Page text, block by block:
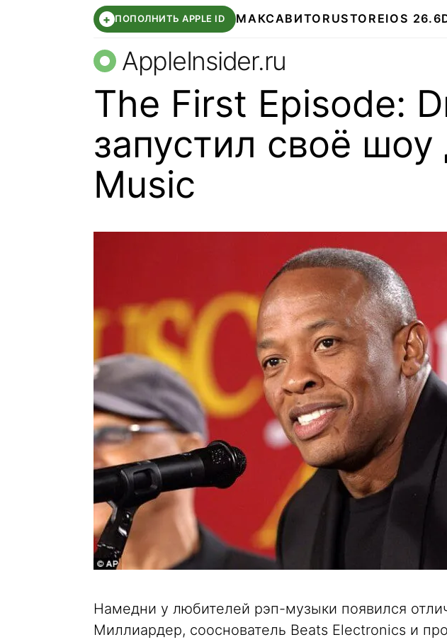
+ ПОПОЛНИТЬ APPLE ID МАКСАВИТО RUSTOREIOS 26.6
AppleInsider.ru
The First Episode:
запустил своё
Music
Намедни у любителей рэп-музыки появился
Миллиардер, сооснователь Beats Electronics и